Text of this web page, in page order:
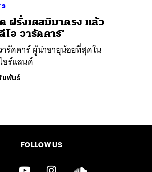
ฝรั่งเศสมีมาครง แล้ว
โอ วารัดคาร์’
ารัดคาร์ ผู้นำอายุน้อยที่สุดใน
อร์แลนด์
พันธ์
FOLLOW US